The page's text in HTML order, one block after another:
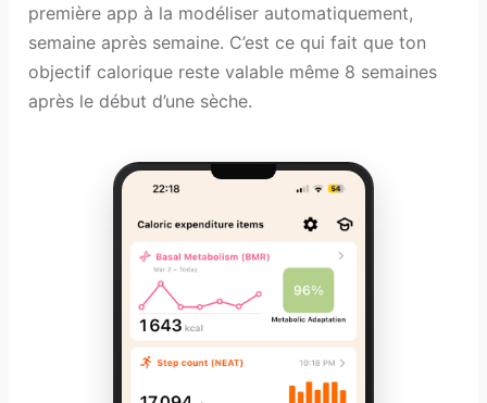
première app à la modéliser automatiquement,
semaine après semaine. C’est ce qui fait que ton
objectif calorique reste valable même 8 semaines
après le début d’une sèche.